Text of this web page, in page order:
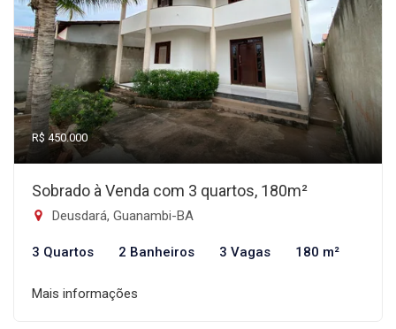
R$ 450.000
Sobrado à Venda com 3 quartos, 180m²
Deusdará, Guanambi-BA
3 Quartos 2 Banheiros 3 Vagas 180 m²
Mais informações